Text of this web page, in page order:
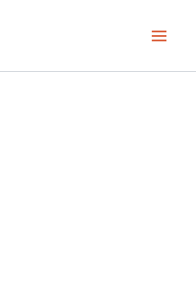
multiple